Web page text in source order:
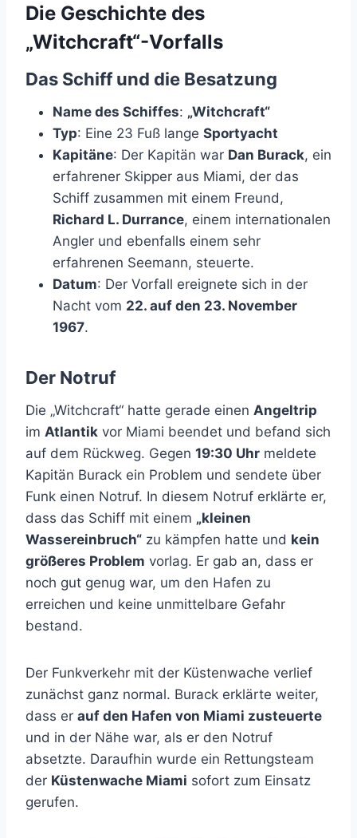
Die Geschichte des
„Witchcraft“-Vorfalls
Das Schiff und die Besatzung
Name des Schiffes: „Witchcraft“
Typ: Eine 23 Fuß lange Sportyacht
Kapitäne: Der Kapitän war Dan Burack, ein
erfahrener Skipper aus Miami, der das
Schiff zusammen mit einem Freund,
Richard L. Durrance, einem internationalen
Angler und ebenfalls einem sehr
erfahrenen Seemann, steuerte.
Datum: Der Vorfall ereignete sich in der
Nacht vom 22. auf den 23. November
1967.
Der Notruf
Die „Witchcraft“ hatte gerade einen Angeltrip
im Atlantik vor Miami beendet und befand sich
auf dem Rückweg. Gegen 19:30 Uhr meldete
Kapitän Burack ein Problem und sendete über
Funk einen Notruf. In diesem Notruf erklärte er,
dass das Schiff mit einem „kleinen
Wassereinbruch“ zu kämpfen hatte und kein
größeres Problem vorlag. Er gab an, dass er
noch gut genug war, um den Hafen zu
erreichen und keine unmittelbare Gefahr
bestand.
Der Funkverkehr mit der Küstenwache verlief
zunächst ganz normal. Burack erklärte weiter,
dass er auf den Hafen von Miami zusteuerte
und in der Nähe war, als er den Notruf
absetzte. Daraufhin wurde ein Rettungsteam
der Küstenwache Miami sofort zum Einsatz
gerufen.